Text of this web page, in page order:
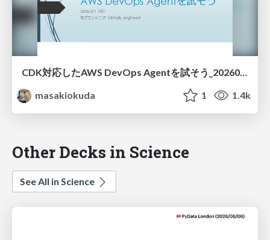
CDK対応したAWS DevOps Agentを試そう_20260201
masakiokuda
1 1.4k
Other Decks in Science
See All in Science